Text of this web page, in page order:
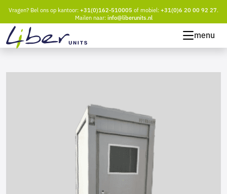
Vragen? Bel ons op kantoor:+31(0)162-510005 of mobiel:+31(0)6 20 00 92 27.
Mailen naar:info@liberunits.nl
menu